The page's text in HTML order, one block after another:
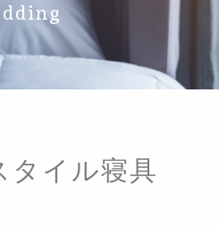
タイル寝具